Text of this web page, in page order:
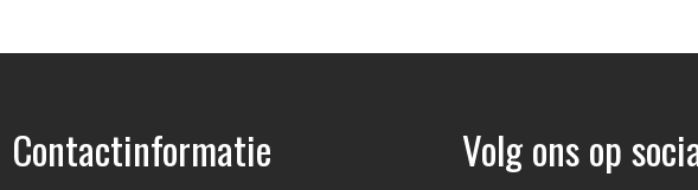
Contactinformatie Volg ons op